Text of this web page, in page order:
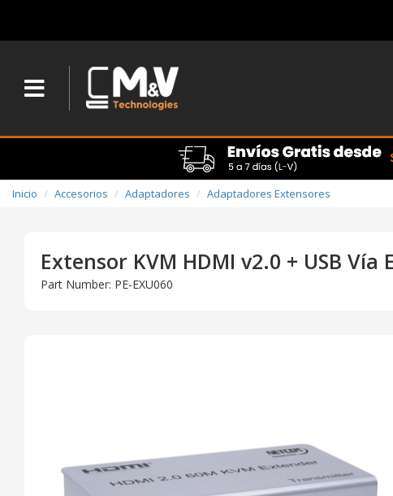
Inicio Accesorios Adaptadores Adaptadores Extensores
Extensor KVM HDMI v2.0 + USB
Part Number: PE-EXU060